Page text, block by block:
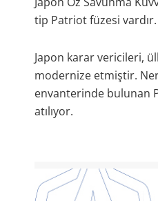
tip Patriot füzesi
Japon karar vericileri,
modernize etmiştir.
envanterinde bulunan
atılıyor.